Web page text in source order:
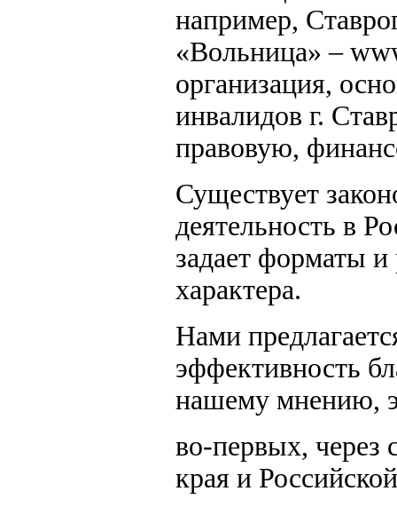
например,
«Вольница» –
организация,
инвалидов г.
правовую,
Существует
деятельность в
задает форматы и
характера.
Нами
эффективность
нашему мнению,
во-первых, через
края и